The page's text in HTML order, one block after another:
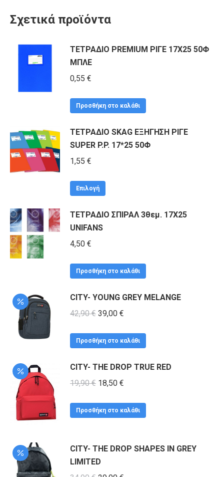
Σχετικά προϊόντα
ΤΕΤΡΑΔΙΟ PREMIUM ΡΙΓΕ 17Χ25 50Φ
ΜΠΛΕ
0,55 €
Προσθήκη στο καλάθι
ΤΕΤΡΑΔΙΟ SKAG ΕΞΗΓΗΣΗ ΡΙΓΕ
SUPER P.P. 17*25 50Φ
1,55 €
Επιλογή
προϊόν
Οι
μπορούν
να
στη
του
προϊόντος
ΤΕΤΡΑΔΙΟ ΣΠΙΡΑΛ 3θεμ. 17X25
UNIFANS
4,50 €
Προσθήκη στο καλάθι
CITY- YOUNG GREY MELANGE
42,90€ Original
was:
39,00 €
τιμή
39,00 €.
Προσθήκη στο καλάθι
CITY- THE DROP TRUE RED
19,90€ Original
was:
18,50 €
τιμή
Προσθήκη στο καλάθι
CITY- THE DROP SHAPES IN GREY
LIMITED